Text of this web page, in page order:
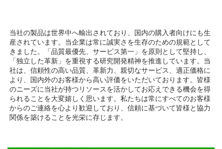
当社の製品は世界中へ輸出されており、国内の購入者向けにも生
産されています。当企業は常に誠実さを生存のための規範として
きました。「品質最優先、サービス第一」を原則として堅持し、
「独立した革新」を重視する研究開発精神を推進しています。当
社は、信頼性の高い品質、革新力、親切なサービス、適正価格に
より、国内外のお客様から高い評価をいただいております。皆様
のニーズに当社が持つリソースを活かしてお応えできる機会を得
られることを大変嬉しく思います。私たちは常にすべてのお客様
からのご連絡を心より歓迎しており、信頼に基づいて皆様と協力
関係を築けることを光栄に存じます。